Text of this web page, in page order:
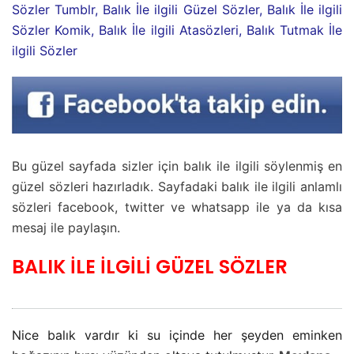
Sözler Tumblr, Balık İle ilgili Güzel Sözler, Balık İle ilgili
Sözler Komik, Balık İle ilgili Atasözleri, Balık Tutmak İle
ilgili Sözler
Bu güzel sayfada sizler için balık ile ilgili söylenmiş en
güzel sözleri hazırladık. Sayfadaki balık ile ilgili anlamlı
sözleri facebook, twitter ve whatsapp ile ya da kısa
mesaj ile paylaşın.
BALIK İLE İLGİLİ GÜZEL SÖZLER
Nice balık vardır ki su içinde her şeyden eminken